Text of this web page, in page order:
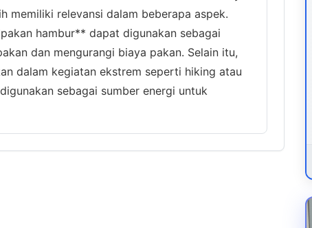
memiliki relevansi dalam beberapa aspek.
hambur** dapat digunakan sebagai
dan mengurangi biaya pakan. Selain itu,
dalam kegiatan ekstrem seperti hiking atau
sebagai sumber energi untuk